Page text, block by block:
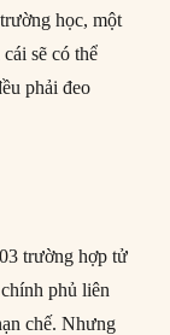
học, một
sẽ có thể
phải đeo
trường hợp tử
phủ liên
chế. Nhưng